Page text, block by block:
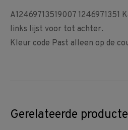
A12469713519007 1246971351
links lijst voor tot achter.
Kleur code Past alleen op de
Gerelateerde